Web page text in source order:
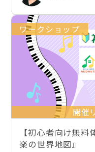
ワークショップ
開催
【初心者向け無
楽の世界地図』